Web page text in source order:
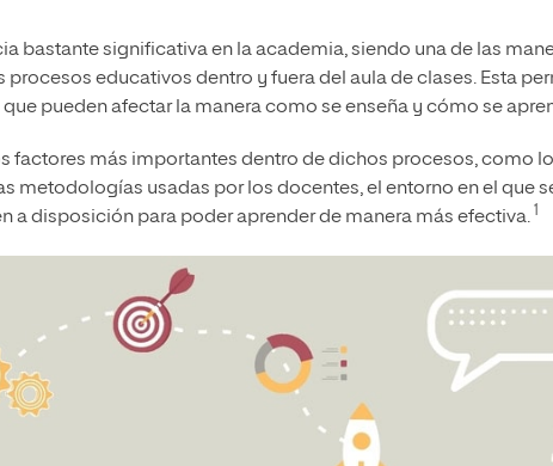
bastante significativa en la academia, siendo una de las
educativos dentro y fuera del aula de clases. Esta
pueden afectar la manera como se enseña y cómo se
factores más importantes dentro de dichos procesos, como
metodologías usadas por los docentes, el entorno en el que
a disposición para poder aprender de manera más efectiva. 1